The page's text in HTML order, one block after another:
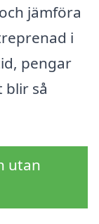
jämföra
i
pengar
blir så
utan